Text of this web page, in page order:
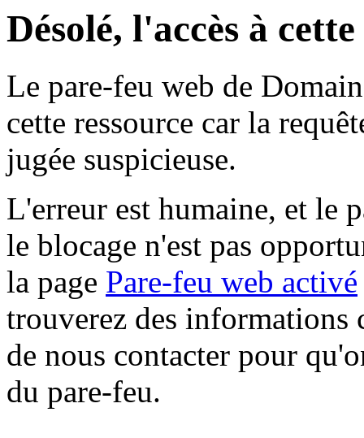
Désolé, l'accès à
Le pare-feu web de
cette ressource car la
jugée suspicieuse.
L'erreur est humaine, et le
le blocage n'est pas
la page Pare-feu web activé
trouverez des informations
de nous contacter pour
du pare-feu.